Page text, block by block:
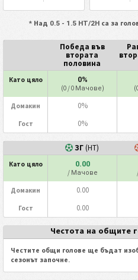
* Над 0.5 - 1.5 HT/2H са за
Победа във
втората
половина
Като цяло 0%
(0 / 0 Мачове)
Домакин 0%
Гост 0%
ЗГ (HT)
Като цяло 0.00
/ Мачове
Домакин 0.00
Гост 0.00
Честота на общите
Честите общи голове ще бъдат
сезонът започне.